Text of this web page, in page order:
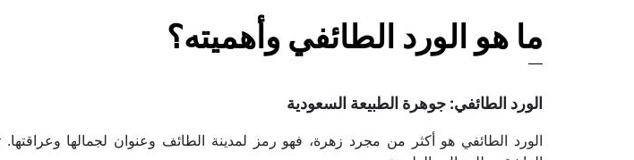
ما هو الورد الطائفي وأهميته؟
الورد الطائفي: جوهرة الطبيعة السعودية